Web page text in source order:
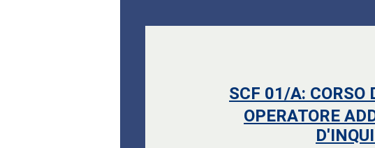
SCF 01/A: CORSO
OPERATORE